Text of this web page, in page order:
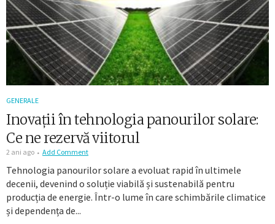
GENERALE
Inovații în tehnologia panourilor solare:
Ce ne rezervă viitorul
2 ani ago Add Comment
Tehnologia panourilor solare a evoluat rapid în ultimele
decenii, devenind o soluție viabilă și sustenabilă pentru
producția de energie. Într-o lume în care schimbările climatice
și dependența de...